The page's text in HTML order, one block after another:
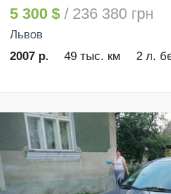
5 300 $ / 236 380 грн
Львов
2007 р.
49 тыс. км 2 л.